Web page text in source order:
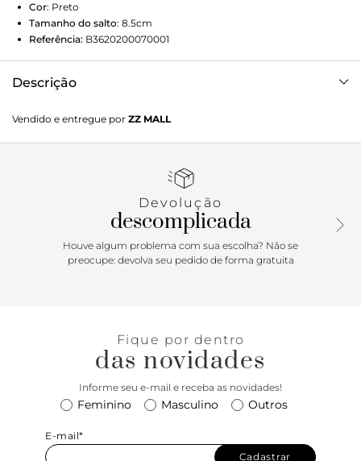
Cor: Preto
Tamanho do salto: 8.5cm
Referência: B3620200070001
Descrição
Vendido e entregue por ZZ MALL
Devolução
descomplicada
Houve algum problema com sua escolha? Não se
preocupe: devolva seu pedido de forma gratuita
Fique por dentro
das novidades
Informe seu e-mail e receba as novidades!
Feminino Masculino Outros
E-mail*
Cadastrar